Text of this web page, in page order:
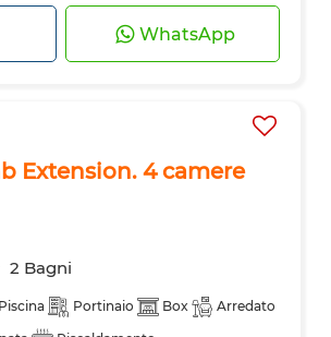
WhatsApp
Extension. 4 camere
2 Bagni
Piscina Portinaio Box
Arredato